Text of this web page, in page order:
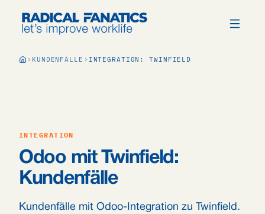
KUNDENFÄLLE INTEGRATION: TWINFIELD
INTEGRATION
Odoo mit Twinfield:
Kundenfälle
Kundenfälle mit Odoo-Integration zu Twinfield.